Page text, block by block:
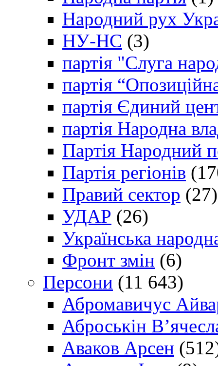
Народний рух
НУ-НС (3)
партія "Слуга
партія
партія Єдиний
партія Народна
Партія Народний
Партія регіонів
Правий сектор (27)
УДАР (26)
Українська
Фронт змін (6)
Персони (11 643)
Абромавичус
Аброськін
Аваков Арсен